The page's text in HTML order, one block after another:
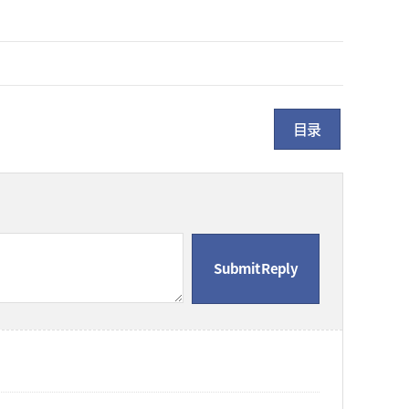
目录
Submit Reply